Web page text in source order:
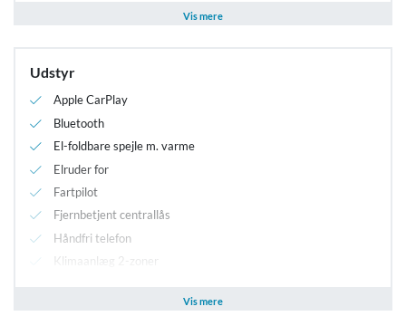
Prisen er vejledende, afventer endelig afklaring omkring
Vis mere
Udstyr
Apple CarPlay
Bluetooth
El-foldbare spejle m. varme
Elruder for
Fartpilot
Fjernbetjent centrallås
Håndfri telefon
Klimaanlæg 2-zoner
Parkeringssensor for/bagVis mere